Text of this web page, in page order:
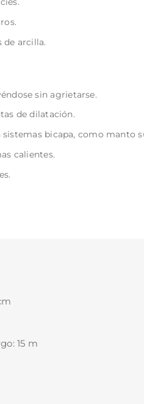
de arcilla.
sin agrietarse.
de dilatación.
bicapa, como manto
calientes.
15 m